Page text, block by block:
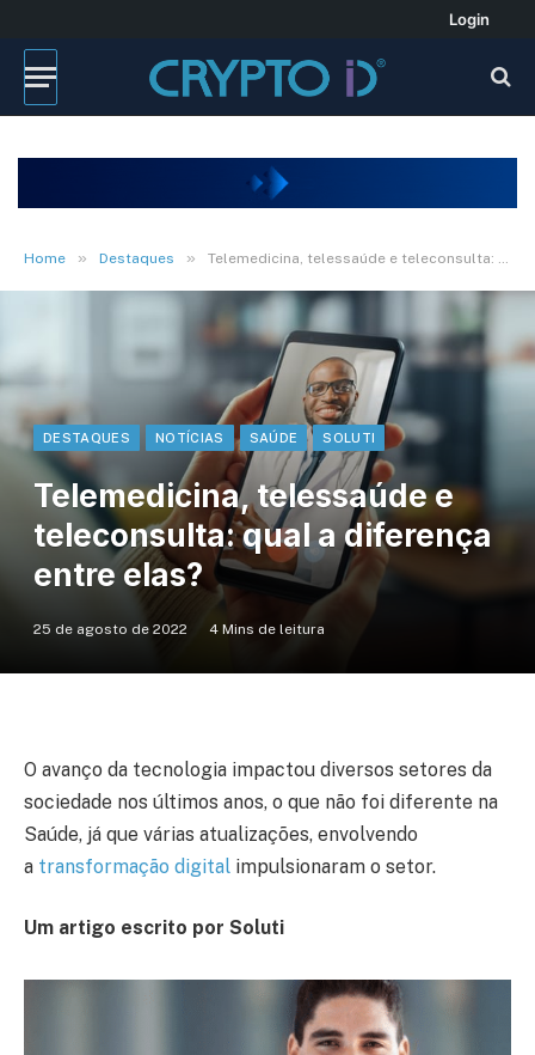
Login
Home » Destaques » Telemedicina, telessaúde e teleconsulta: qual a diferença entre elas?
DESTAQUES NOTÍCIAS SAÚDE SOLUTI
Telemedicina, telessaúde e
teleconsulta: qual a diferença
entre elas?
25 de agosto de 2022 4 Mins de leitura
O avanço da tecnologia impactou diversos setores da
sociedade nos últimos anos, o que não foi diferente na
Saúde, já que várias atualizações, envolvendo
a transformação digital impulsionaram o setor.
Um artigo escrito por Soluti